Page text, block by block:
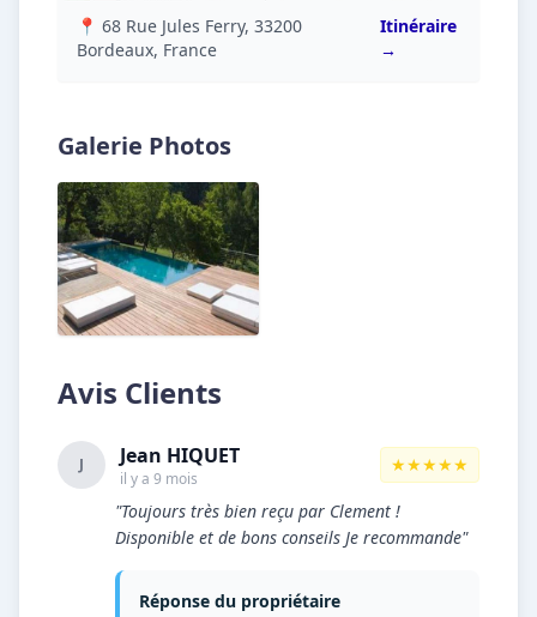
📍 68 Rue Jules Ferry, 33200
Bordeaux, France
Itinéraire
→
Galerie Photos
Avis Clients
J Jean HIQUET
il y a 9 mois
★★★★★
"Toujours très bien reçu par Clement !
Disponible et de bons conseils Je recommande"
Réponse du propriétaire